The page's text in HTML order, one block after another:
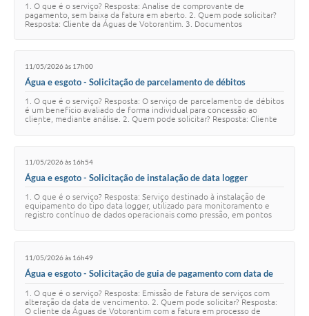
1. O que é o serviço? Resposta: Analise de comprovante de
pagamento, sem baixa da fatura em aberto. 2. Quem pode solicitar?
Resposta: Cliente da Águas de Votorantim. 3. Documentos
11/05/2026 às 17h00
Água e esgoto - Solicitação de parcelamento de débitos
1. O que é o serviço? Resposta: O serviço de parcelamento de débitos
é um benefício avaliado de forma individual para concessão ao
cliente, mediante análise. 2. Quem pode solicitar? Resposta: Cliente
11/05/2026 às 16h54
Água e esgoto - Solicitação de instalação de data logger
1. O que é o serviço? Resposta: Serviço destinado à instalação de
equipamento do tipo data logger, utilizado para monitoramento e
registro contínuo de dados operacionais como pressão, em pontos
11/05/2026 às 16h49
Água e esgoto - Solicitação de guia de pagamento com data de
1. O que é o serviço? Resposta: Emissão de fatura de serviços com
alteração da data de vencimento. 2. Quem pode solicitar? Resposta:
O cliente da Águas de Votorantim com a fatura em processo de